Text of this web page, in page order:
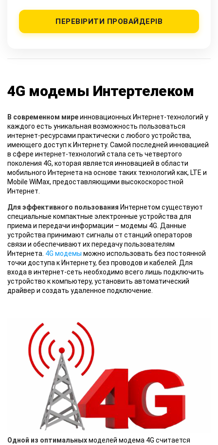
ПЕРЕВІРИТИ ПРОВАЙДЕРІВ
4G модемы Интертелеком
В современном миреинновационных Интернет-технологий у
каждого есть уникальная возможность пользоваться
интернет-ресурсами практически с любого устройства,
имеющего доступ к Интернету. Самой последней инновацией
в сфере интернет-технологий стала сеть четвертого
поколения 4G, которая является инновацией в области
мобильного Интернета на основе таких технологий как, LTE и
Mobile WiMax, предоставляющими высокоскоростной
Интернет.
Для эффективного пользования Интернетом существуют
специальные компактные электронные устройства для
приема и передачи информации – модемы 4G. Данные
устройства принимают сигналы от станций операторов
связи и обеспечивают их передачу пользователям
Интернета. 4G модемы можно использовать без постоянной
точки доступа к Интернету, без проводов и кабелей. Для
входа в интернет-сеть необходимо всего лишь подключить
устройство к компьютеру, установить автоматический
драйвер и создать удаленное подключение.
Одной из оптимальныхмоделей модема 4G считается